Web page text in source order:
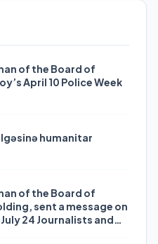
of the Board of
April 10 Police Week
humanitar
of the Board of
sent a message on
24 Journalists and